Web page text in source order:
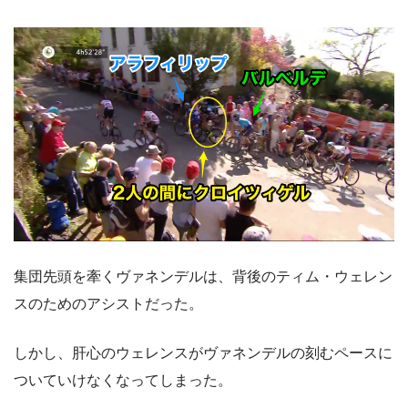
集団先頭を牽くヴァネンデルは、背後のティム・ウェレン
スのためのアシストだった。
しかし、肝心のウェレンスがヴァネンデルの刻むペースに
ついていけなくなってしまった。